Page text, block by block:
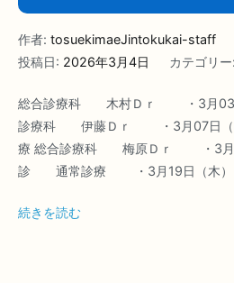
作者: tosuekimaeJintokukai-staff
投稿日: 2026年3月4日 カテゴリー:
総合診療科 木村Ｄｒ ・3月03
診療科 伊藤Ｄｒ ・3月07日
療 総合診療科 梅原Ｄｒ ・3
診 通常診療 ・3月19日（木
続きを読む